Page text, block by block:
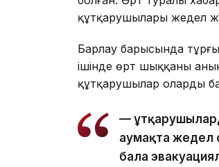
құтқарушылары жедел
Барлау барысында
ішінде өрт шыққаны
құтқарушылар оларды
—
аумақта жедел
бала